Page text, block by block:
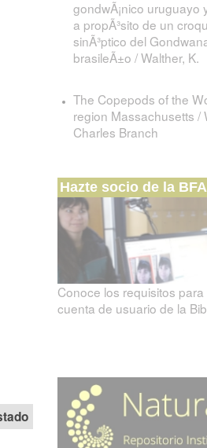
gondwÃ¡nico uruguayo
a propÃ³sito de un
sinÃ³ptico del
brasileÃ±o / Walther, K.
The Copepods of the
region Massachusetts /
Charles Branch
Hazte socio de la BFA
Conoce los requisitos
cuenta de usuario de la